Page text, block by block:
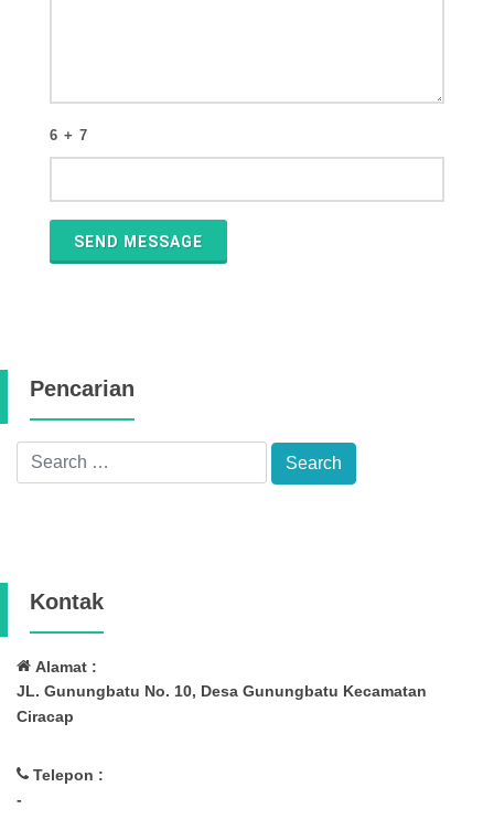
6 + 7
SEND MESSAGE
Pencarian
Kontak
Alamat :
JL. Gunungbatu No. 10, Desa Gunungbatu Kecamatan
Ciracap
Telepon :
-